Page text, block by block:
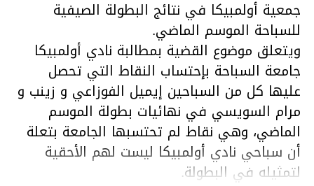
جمعية أولمبيكا في نتائج البطولة الصيفية
للسباحة الموسم الماضي.
ويتعلق موضوع القضية بمطالبة نادي أولمبيكا
جامعة السباحة بإحتساب النقاط التي تحصل
عليها كل من السباحين إيميل الفوزاعي و زينب و
مرام السويسي في نهائيات بطولة الموسم
الماضي، وهي نقاط لم تحتسبها الجامعة بتعلة
أن سباحي نادي أولمبيكا ليست لهم الأحقية
لتمثيله في البطولة.